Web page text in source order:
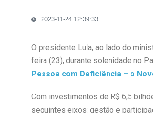
2023-11-24 12:39:33
O presidente Lula, ao lado do
feira (23), durante solenidade no
Pessoa com Deficiência – o
Com investimentos de R$ 6,5
seguintes eixos: gestão e